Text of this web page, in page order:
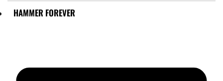
HAMMER FOREVER